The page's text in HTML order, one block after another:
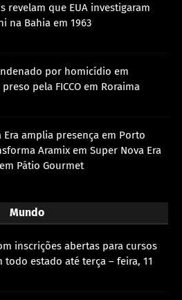
revelam que EUA investigaram
na Bahia em 1963
por homicídio em
pela FICCO em Roraima
Era amplia presença em Porto
Aramix em Super Nova Era
Pátio Gourmet
Mundo
inscrições abertas para cursos
todo estado até terça – feira, 11